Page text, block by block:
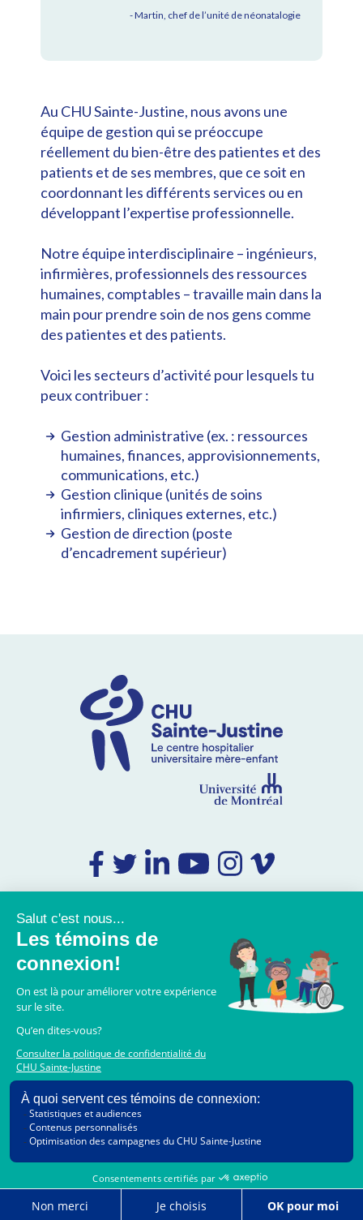
- Martin, chef de l’unité de néonatalogie
Au CHU Sainte-Justine, nous avons une
équipe de gestion qui se préoccupe
réellement du bien-être des patientes et des
patients et de ses membres, que ce soit en
coordonnant les différents services ou en
développant l’expertise professionnelle.
Notre équipe interdisciplinaire – ingénieurs,
infirmières, professionnels des ressources
humaines, comptables – travaille main dans la
main pour prendre soin de nos gens comme
des patientes et des patients.
Voici les secteurs d’activité pour lesquels tu
peux contribuer :
Gestion administrative (ex. : ressources
humaines, finances, approvisionnements,
communications, etc.)
Gestion clinique (unités de soins
infirmiers, cliniques externes, etc.)
Gestion de direction (poste
d’encadrement supérieur)
Foire aux questions
© 2006-2023 CHU Sainte-Justine.
Tous droits réservés